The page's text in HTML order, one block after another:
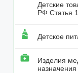
Детские
РФ Статья
Детское
Изделия
назначения